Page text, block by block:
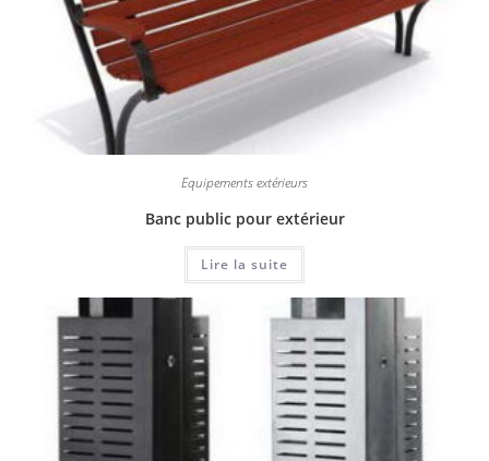
Equipements extérieurs
Banc public pour extérieur
Lire la suite